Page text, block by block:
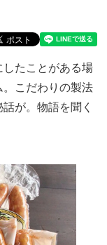
たことがある場
こだわりの製法
が。物語を聞く